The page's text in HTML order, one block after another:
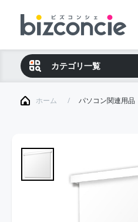
カテゴリ一覧
ホーム パソコン関連用品